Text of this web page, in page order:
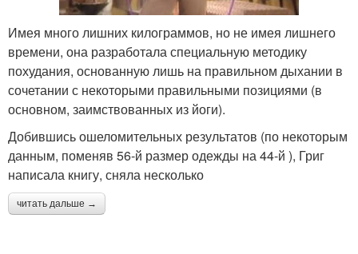
Имея много лишних килограммов, но не имея лишнего
времени, она разработала специальную методику
похудания, основанную лишь на правильном дыхании в
сочетании с некоторыми правильными позициями (в
основном, заимствованных из йоги).
Добившись ошеломительных результатов (по некоторым
данным, поменяв 56-й размер одежды на 44-й ), Григ
написала книгу, сняла несколько
читать дальше →